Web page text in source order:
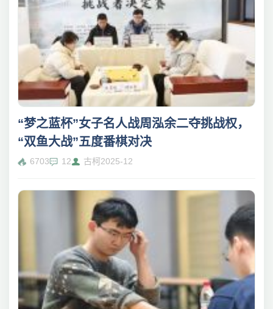
“梦之蓝杯”女子名人战周泓余二夺挑战权，
“双鱼大战”五度番棋对决
6703 12 古柯2025-12